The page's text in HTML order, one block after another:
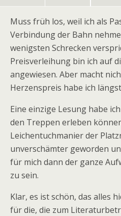
Muss früh los, weil ich als
Verbindung der Bahn
wenigsten Schrecken
Preisverleihung bin ich auf
angewiesen. Aber macht
Herzenspreis habe ich
Eine einzige Lesung habe
den Treppen erleben
Leichentuchmanier der
unverschämter geworden
für mich dann der ganze
zu sein.
Klar, es ist schön, das alles
für die, die zum